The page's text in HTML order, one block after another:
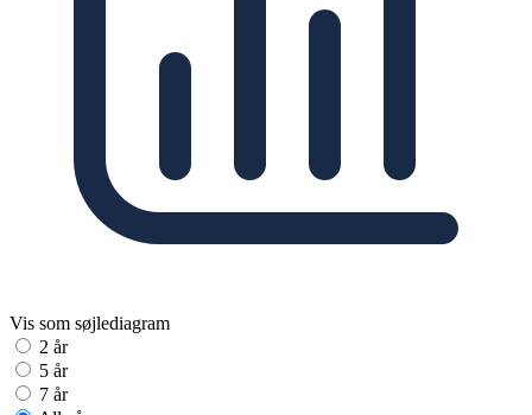
Vis som søjlediagram
2 år
5 år
7 år